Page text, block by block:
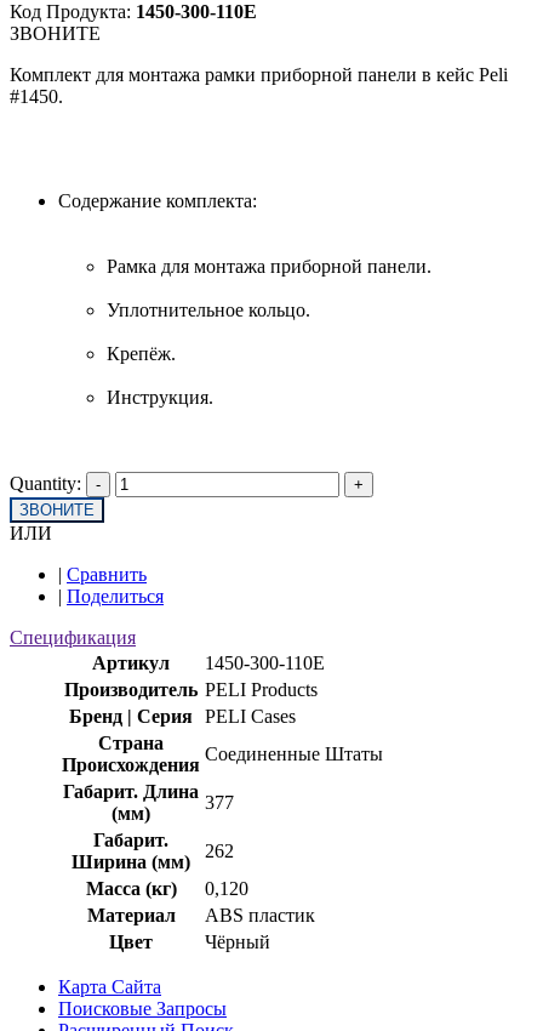
Код Продукта: 1450-300-110E
ЗВОНИТЕ
Комплект для монтажа рамки приборной панели в кейс Peli
#1450.
Содержание комплекта:
Рамка для монтажа приборной панели.
Уплотнительное кольцо.
Крепёж.
Инструкция.
Quantity:
ЗВОНИТЕ
ИЛИ
| Сравнить
| Поделиться
Спецификация
Артикул
1450-300-110E
Производитель PELI Products
Бренд | Серия PELI Cases
Страна
Происхождения
Соединенные Штаты
Габарит. Длина
(мм)
377
Габарит.
Ширина (мм)
262
Масса (кг)
0,120
Материал
ABS пластик
Цвет
Чёрный
Карта Сайта
Поисковые Запросы